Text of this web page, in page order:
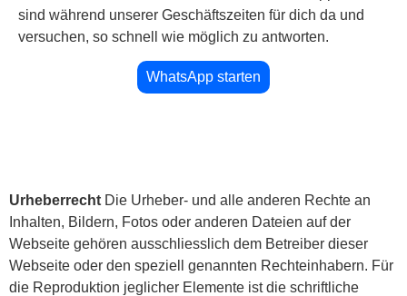
sind während unserer Geschäftszeiten für dich da und
versuchen, so schnell wie möglich zu antworten.
WhatsApp starten
Urheberrecht Die Urheber- und alle anderen Rechte an
Inhalten, Bildern, Fotos oder anderen Dateien auf der
Webseite gehören ausschliesslich dem Betreiber dieser
Webseite oder den speziell genannten Rechteinhabern. Für
die Reproduktion jeglicher Elemente ist die schriftliche